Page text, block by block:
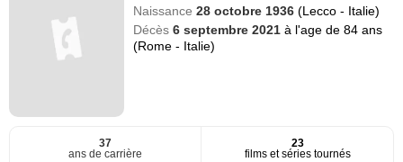
Naissance28 octobre 1936(Lecco - Italie)
Décès6 septembre 2021à l'age de 84 ans
(Rome - Italie)
37
ans de carrière
23
films et séries tournés